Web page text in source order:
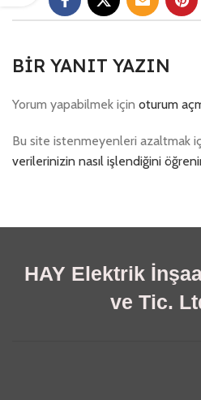
BIR YANIT YAZIN
Yorum yapabilmek için oturum
Bu site istenmeyenleri azaltmak
verilerinizin nasıl işlendiğini
HAY Elektrik
ve Tic.